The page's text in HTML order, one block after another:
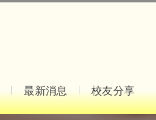
最新消息 校友分享